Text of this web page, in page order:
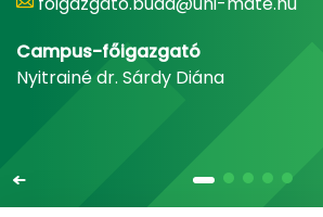
Campus-főigazgató
Nyitrainé dr. Sárdy Diána